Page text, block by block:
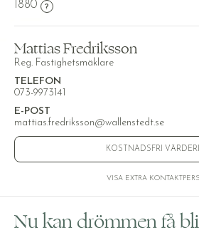
1880
Mattias Fredriksson
Reg. Fastighetsmäklare
TELEFON
073-9973141
E-POST
mattias.fredriksson@wallenstedt.se
KOSTNADSFRI
VISA EXTRA
Nu kan drömmen få